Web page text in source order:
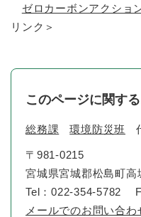
ゼロカーボンアクショ
リンク＞
このページに関す
総務課 環境防災班
〒981-0215
宮城県宮城郡松島町
Tel：022-354-5782
メールでのお問い合わ